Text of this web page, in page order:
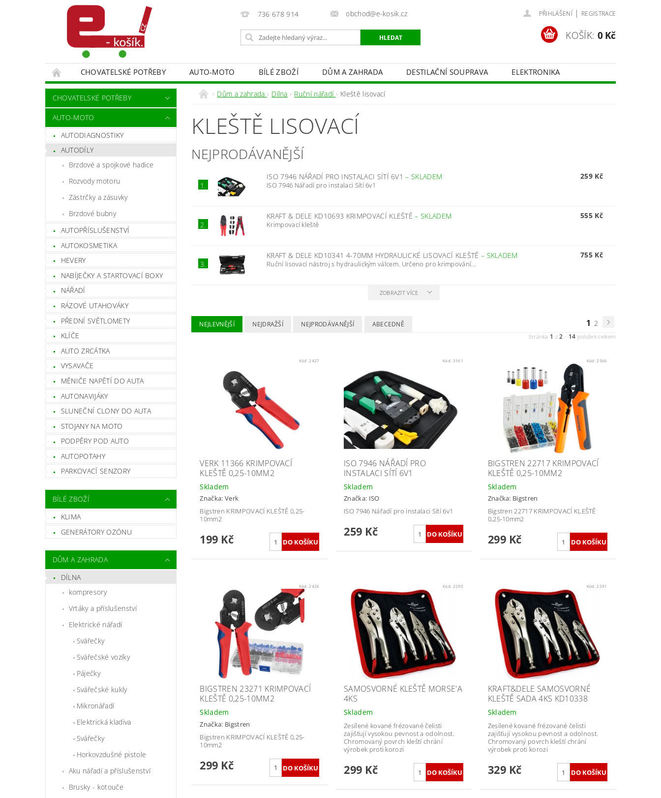
736 678 914 obchod@e-kosik.cz PŘIHLÁŠENÍ | REGISTRACE
KOŠÍK: 0 Kč
CHOVATELSKÉ POTŘEBY AUTO-MOTO BÍLÉ ZBOŽÍ DŮM A ZAHRADA DESTILAČNÍ SOUPRAVA
ELEKTRONIKA
MALÍŘSKÉ NÁŘADÍ DOPLŇKY
MONITOROVACÍ TECHNIKA A ALARMY OSVĚTLENÍ
SPORT A TURISTIKA
DĚTSKÉ ZBOŽÍ
CHOVATELSKÉ POTŘEBY
AUTO-MOTO
AUTODIAGNOSTIKY
AUTODÍLY
Brzdové a spojkové hadice
Rozvody motoru
Zástrčky a zásuvky
Brzdové bubny
AUTOPŘÍSLUŠENSTVÍ
AUTOKOSMETIKA
HEVERY
NABÍJEČKY A STARTOVACÍ BOXY
NÁŘADÍ
RÁZOVÉ UTAHOVÁKY
PŘEDNÍ SVĚTLOMETY
KLÍČE
AUTO ZRCÁTKA
VYSAVAČE
MĚNIČE NAPĚTÍ DO AUTA
AUTONAVIJÁKY
SLUNEČNÍ CLONY DO AUTA
STOJANY NA MOTO
PODPĚRY POD AUTO
AUTOPOTAHY
PARKOVACÍ SENZORY
BÍLÉ ZBOŽÍ
KLIMA
GENERÁTORY OZÓNU
DŮM A ZAHRADA
DÍLNA
kompresory
Vrtáky a příslušenství
Elektrické nářadí
Svářečky
Svářečské vozíky
Páječky
Svářečské kukly
Mikronářadí
Elektrická kladiva
Svářečky
Horkovzdušné pistole
Aku nářadí a příslušenství
Brusky - kotouče
Dům a zahrada Dílna Ruční nářadí Kleště lisovací
KLEŠTĚ LISOVACÍ
NEJPRODÁVANĚJŠÍ
1.
ISO 7946 NÁŘADÍ PRO INSTALACI SÍTÍ 6V1–SKLADEM
ISO 7946 Nářadí pro instalaci Sítí 6v1
259 Kč
2.
KRAFT & DELE KD10693 KRIMPOVACÍ KLEŠTĚ–SKLADEM
Krimpovací kleště
555 Kč
3.
KRAFT & DELE KD10341 4-70MM HYDRAULICKÉ LISOVACÍ KLEŠTĚ – SKLADEM
Ruční lisovací nástroj s hydraulickým válcem. Určeno pro krimpování...
755 Kč
ZOBRAZIT VÍCE
NEJLEVNĚJŠÍ NEJDRAŽŠÍ NEJPRODÁVANĚJŠÍ ABECEDNĚ 1 2
Stránka 1 z2 - 14 položek celkem
Kód:2427
VERK 11366 KRIMPOVACÍ
KLEŠTĚ 0,25-10MM2
Skladem
Značka: Verk
Bigstren KRIMPOVACÍ KLEŠTĚ 0,25-
10mm2
199 Kč
Kód: 3161
ISO 7946 NÁŘADÍ PRO
INSTALACI SÍTÍ 6V1
Skladem
Značka: ISO
ISO 7946 Nářadí pro instalaci Sítí 6v1
259 Kč
Kód:2566
BIGSTREN 22717 KRIMPOVACÍ
KLEŠTĚ 0,25-10MM2
Skladem
Značka: Bigstren
Bigstren 22717 KRIMPOVACÍ KLEŠTĚ
0,25-10mm2
299 Kč
Kód:2426
BIGSTREN 23271 KRIMPOVACÍ
KLEŠTĚ 0,25-10MM2
Skladem
Značka: Bigstren
Bigstren KRIMPOVACÍ KLEŠTĚ 0,25-
10mm2
299 Kč
Kód: 2290
SAMOSVORNÉ KLEŠTĚ MORSE'A
4KS
Skladem
Zesílené kované frézované čelisti
zajišťují vysokou pevnost a odolnost.
Chromovaný povrch kleští chrání
výrobek proti korozi
299 Kč
Kód:2291
KRAFT&DELE SAMOSVORNÉ
KLEŠTĚ SADA 4KS KD10338
Skladem
Zesílené kované frézované čelisti
zajišťují vysokou pevnost a odolnost.
Chromovaný povrch kleští chrání
výrobek proti korozi
329 Kč